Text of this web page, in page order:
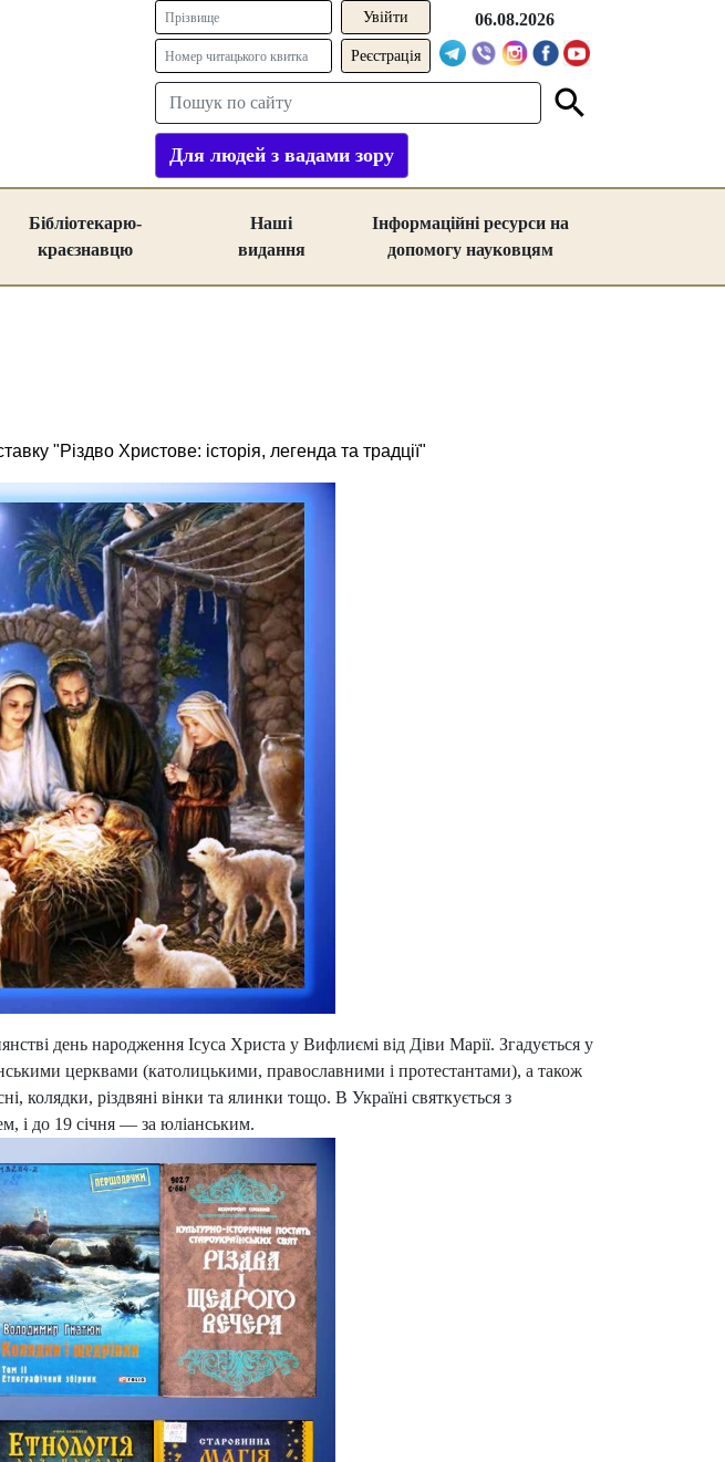
Реєстрація
06.08.2026
Для людей з вадами зору
Бібліотекарю-
краєзнавцю
Наші
видання
Інформаційні ресурси на
допомогу науковцям
"Різдво Христове: історія, легенда та традції"
день народження Ісуса Христа у Вифлиємі від Діви Марії. Згадується у
церквами (католицькими, православними і протестантами), а також
колядки, різдвяні вінки та ялинки тощо. В Україні святкується з
і до 19 січня — за юліанським.